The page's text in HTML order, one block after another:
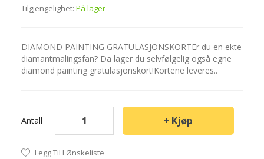
Tilgjengelighet: På lager
DIAMOND PAINTING GRATULASJONSKORTEr du en ekte
diamantmalingsfan? Da lager du selvfølgelig også egne
diamond painting gratulasjonskort!Kortene leveres..
Antall Kjøp
Legg Til I Ønskeliste